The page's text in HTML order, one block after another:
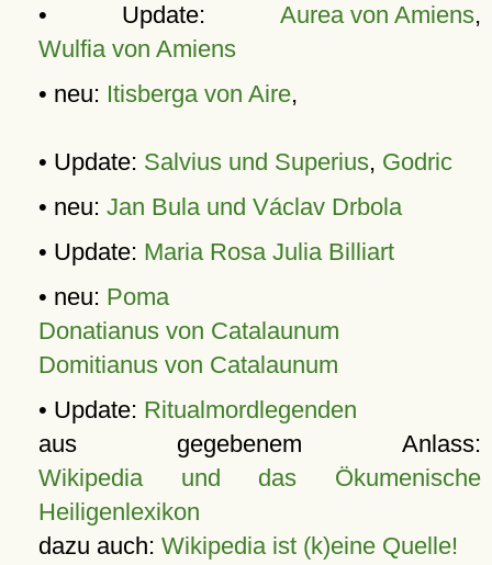
• Update: Aurea von Amiens,
Wulfia von Amiens
• neu: Itisberga von Aire,
• Update: Salvius und Superius, Godric
• neu: Jan Bula und Václav Drbola
• Update: Maria Rosa Julia Billiart
• neu: Poma
Donatianus von Catalaunum
Domitianus von Catalaunum
• Update: Ritualmordlegenden
aus gegebenem Anlass:
Wikipedia und das Ökumenische
Heiligenlexikon
dazu auch: Wikipedia ist (k)eine Quelle!